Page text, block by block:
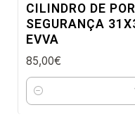
CILINDRO DE
SEGURANÇA
EVVA
85,00€
Quantidade